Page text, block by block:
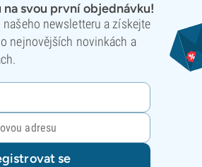
na svou první objednávku!
newsletteru a získejte
nejnovějších novinkách a
se